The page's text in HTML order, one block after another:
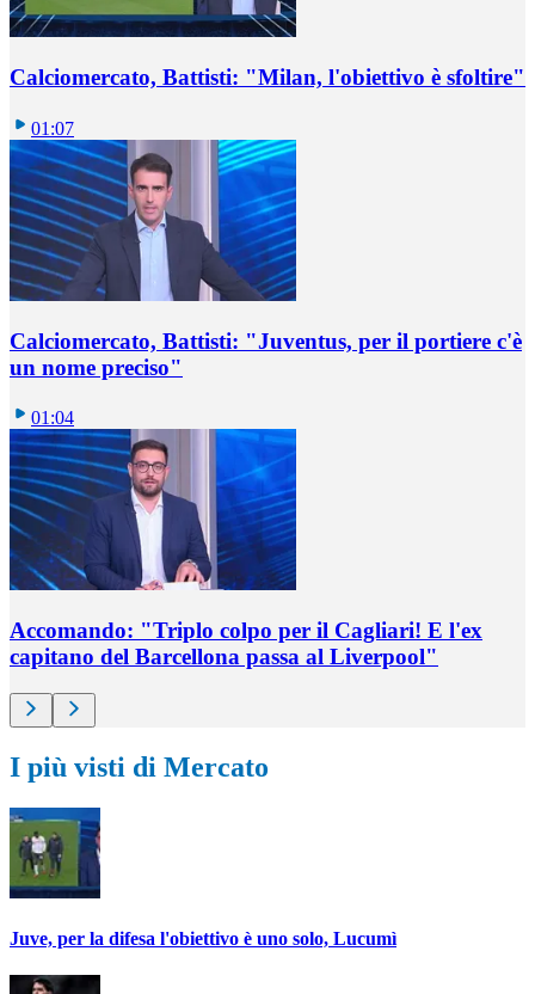
Calciomercato, Battisti: "Milan, l'obiettivo è sfoltire"
01:07
Calciomercato, Battisti: "Juventus, per il portiere c'è
un nome preciso"
01:04
Accomando: "Triplo colpo per il Cagliari! E l'ex
capitano del Barcellona passa al Liverpool"
I più visti di Mercato
Juve, per la difesa l'obiettivo è uno solo, Lucumì